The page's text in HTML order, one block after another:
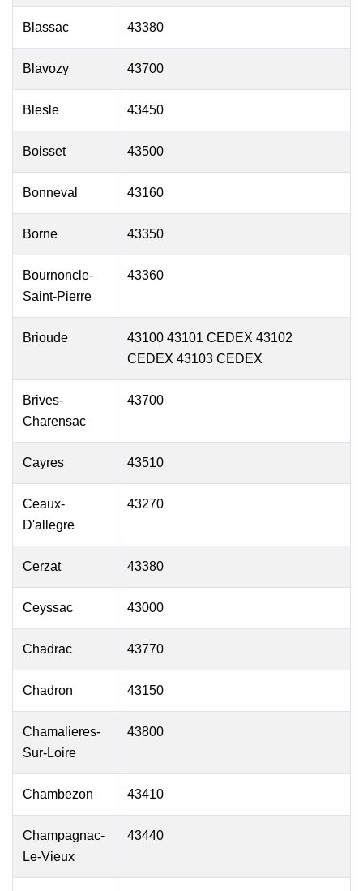
Blassac 43380
Blavozy 43700
Blesle 43450
Boisset 43500
Bonneval 43160
Borne 43350
Bournoncle-
Saint-Pierre
43360
Brioude
43100 43101 CEDEX 43102
CEDEX 43103 CEDEX
Brives-
Charensac
43700
Cayres 43510
Ceaux-
D'allegre
43270
Cerzat 43380
Ceyssac 43000
Chadrac 43770
Chadron 43150
Chamalieres-
Sur-Loire
43800
Chambezon 43410
Champagnac-
Le-Vieux
43440